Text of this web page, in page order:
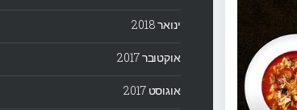
ינואר 2018
אוקטובר 2017
אוגוסט 2017